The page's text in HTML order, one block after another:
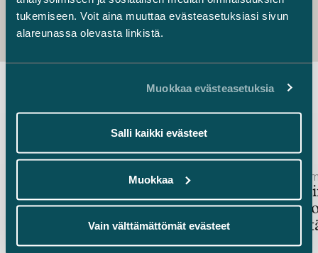
tukemiseen. Voit aina muuttaa evästeasetuksiasi sivun
alareunassa olevasta linkistä.
Muokkaa evästeasetuksia
Salli kaikki evästeet
Muokkaa
Vain välttämättömät evästeet
Uusimmat uutiset
19.4.2024 – Vero ja strukturointi
investoinneille jopa 150
miljoonan euron verohyvitys
hanketta kohden
31.1.2024 –
Vihreän
vaativat